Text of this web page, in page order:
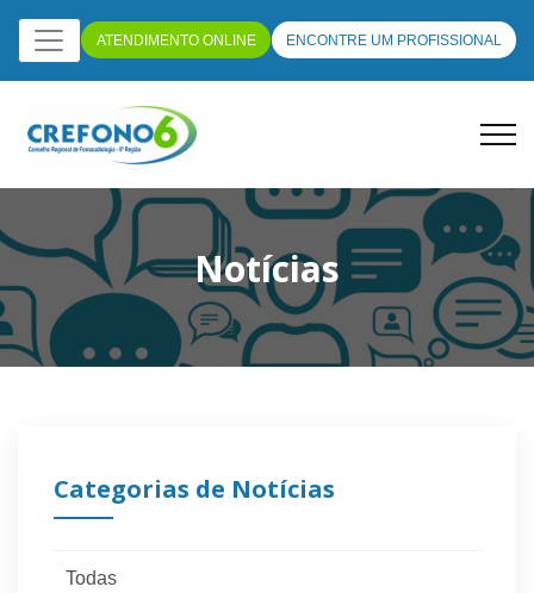
ATENDIMENTO ONLINE ENCONTRE UM PROFISSIONAL
Notícias
Categorias de Notícias
Todas